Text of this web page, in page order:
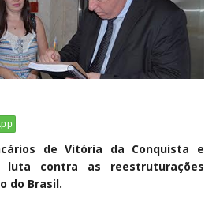
de Vitória da Conquista e
luta contra as reestruturações
do Brasil.